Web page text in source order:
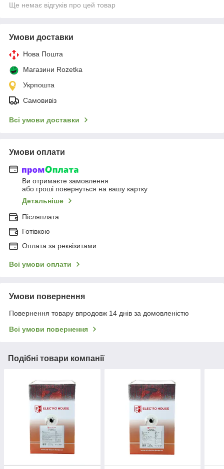
Ще немає відгуків про цей товар
Умови доставки
Нова Пошта
Магазини Rozetka
Укрпошта
Самовивіз
Всі умови доставки
Умови оплати
Ви отримаєте замовлення
або гроші повернуться на вашу картку
Детальніше
Післяплата
Готівкою
Оплата за реквізитами
Всі умови оплати
Умови повернення
Повернення товару впродовж 14 днів за домовленістю
Всі умови повернення
Подібні товари компанії